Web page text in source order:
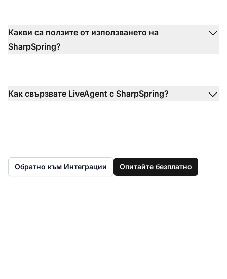
Какви са ползите от използването на
SharpSpring?
Как свързвате LiveAgent с SharpSpring?
Обратно към Интеграции Опитайте безплатно